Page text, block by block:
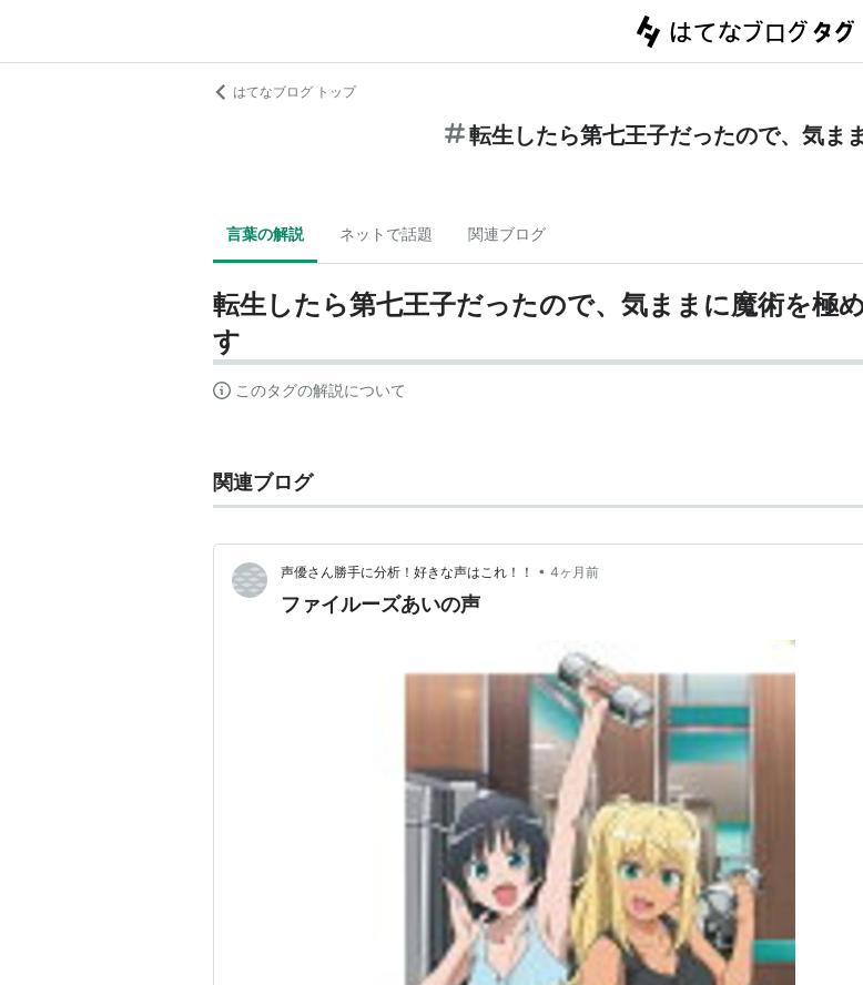
はてなブログ トップ
転生したら第七王子だったので、気ま
言葉の解説 ネットで話題 関連ブログ
転生したら第七王子だったので、気ままに魔術を極
す
このタグの解説について
関連ブログ
声優さん勝手に分析！好きな声はこれ！！ • 4ヶ月前
ファイルーズあいの声